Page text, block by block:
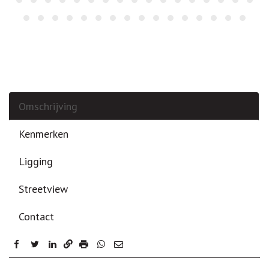
Omschrijving
Kenmerken
Ligging
Streetview
Contact
facebook
twitterlinkedin